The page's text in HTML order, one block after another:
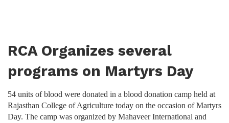
RCA Organizes several
programs on Martyrs Day
54 units of blood were donated in a blood donation camp held at
Rajasthan College of Agriculture today on the occasion of Martyrs
Day. The camp was organized by Mahaveer International and